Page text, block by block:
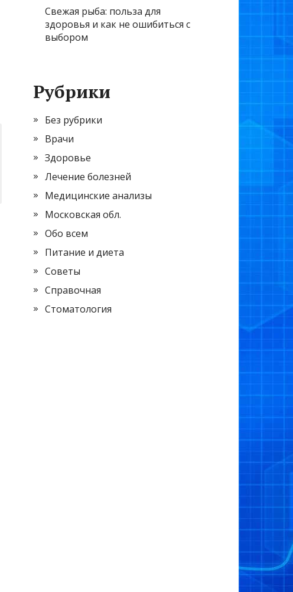
Свежая рыба: польза для
здоровья и как не ошибиться с
выбором
Рубрики
Без рубрики
Врачи
Здоровье
Лечение болезней
Медицинские анализы
Московская обл.
Обо всем
Питание и диета
Советы
Справочная
Стоматология